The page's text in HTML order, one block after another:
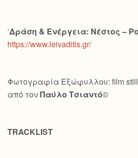
‘Δράση & Ενέργεια: Νέστος –
https://www.leivaditis.gr/
Φωτογραφία Εξώφυλλου: film still
από τονΠαύλο Τσιαντό©
TRACKLIST